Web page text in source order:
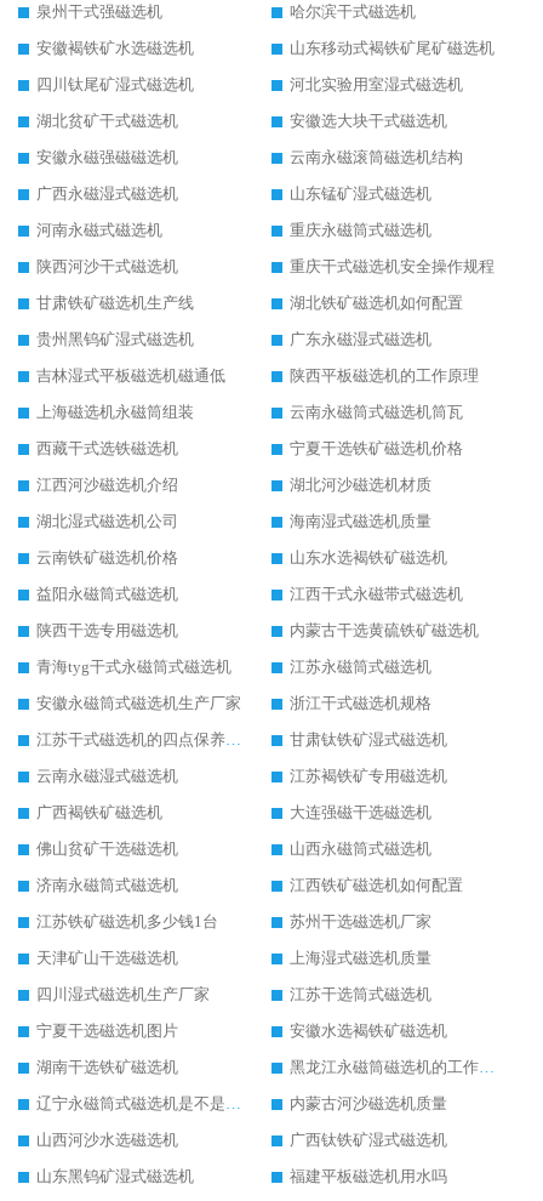
泉州干式强磁选机
哈尔滨干式磁选机
安徽褐铁矿水选磁选机
山东移动式褐铁矿尾矿磁选机
四川钛尾矿湿式磁选机
河北实验用室湿式磁选机
湖北贫矿干式磁选机
安徽选大块干式磁选机
安徽永磁强磁磁选机
云南永磁滚筒磁选机结构
广西永磁湿式磁选机
山东锰矿湿式磁选机
河南永磁式磁选机
重庆永磁筒式磁选机
陕西河沙干式磁选机
重庆干式磁选机安全操作规程
甘肃铁矿磁选机生产线
湖北铁矿磁选机如何配置
贵州黑钨矿湿式磁选机
广东永磁湿式磁选机
吉林湿式平板磁选机磁通低
陕西平板磁选机的工作原理
上海磁选机永磁筒组装
云南永磁筒式磁选机筒瓦
西藏干式选铁磁选机
宁夏干选铁矿磁选机价格
江西河沙磁选机介绍
湖北河沙磁选机材质
湖北湿式磁选机公司
海南湿式磁选机质量
云南铁矿磁选机价格
山东水选褐铁矿磁选机
益阳永磁筒式磁选机
江西干式永磁带式磁选机
陕西干选专用磁选机
内蒙古干选黄硫铁矿磁选机
青海tyg干式永磁筒式磁选机
江苏永磁筒式磁选机
安徽永磁筒式磁选机生产厂家
浙江干式磁选机规格
江苏干式磁选机的四点保养秘籍
甘肃钛铁矿湿式磁选机
云南永磁湿式磁选机
江苏褐铁矿专用磁选机
广西褐铁矿磁选机
大连强磁干选磁选机
佛山贫矿干选磁选机
山西永磁筒式磁选机
济南永磁筒式磁选机
江西铁矿磁选机如何配置
江苏铁矿磁选机多少钱1台
苏州干选磁选机厂家
天津矿山干选磁选机
上海湿式磁选机质量
四川湿式磁选机生产厂家
江苏干选筒式磁选机
宁夏干选磁选机图片
安徽水选褐铁矿磁选机
湖南干选铁矿磁选机
黑龙江永磁筒磁选机的工作原理
辽宁永磁筒式磁选机是不是强磁
内蒙古河沙磁选机质量
山西河沙水选磁选机
广西钛铁矿湿式磁选机
山东黑钨矿湿式磁选机
福建平板磁选机用水吗